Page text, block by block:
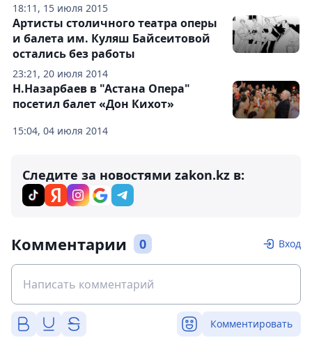
18:11, 15 июля 2015
23:21, 20 июля 2014
Артисты столичного театра оперы
и балета им. Куляш Байсеитовой
остались без работы
15:04, 04 июля 2014
Н.Назарбаев в "Астана Опера"
посетил балет «Дон Кихот»
Следите за новостями zakon.kz в:
Комментарии 0 Вход
Комментировать